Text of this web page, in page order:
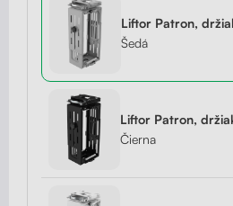
Liftor Patron,
Šedá
Liftor Patron,
Čierna